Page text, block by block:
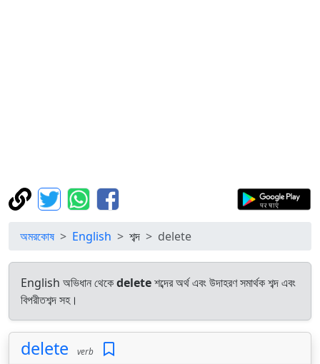
অমরকোষ English শব্দ delete
English অভিধান থেকেdeleteশব্দের অর্থ এবং উদাহরণ সমার্থক শব্দ এবং
বিপরীতশব্দ সহ।
delete verb